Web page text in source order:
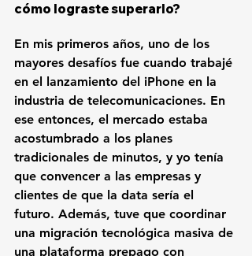
cómo lograste superarlo?
En mis primeros años, uno de los
mayores desafíos fue cuando trabajé
en el lanzamiento del iPhone en la
industria de telecomunicaciones. En
ese entonces, el mercado estaba
acostumbrado a los planes
tradicionales de minutos, y yo tenía
que convencer a las empresas y
clientes de que la data sería el
futuro. Además, tuve que coordinar
una migración tecnológica masiva de
una plataforma prepago con